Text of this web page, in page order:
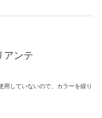
アンテ
用していないので、カラーを繰り